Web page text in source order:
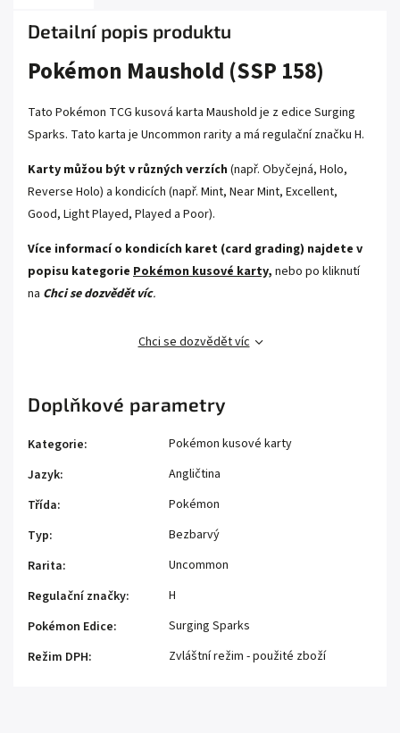
Detailní popis produktu
Pokémon Maushold (SSP 158)
Tato Pokémon TCG kusová karta Maushold je z edice Surging
Sparks. Tato karta je Uncommon rarity a má regulační značku H.
Karty můžou být v různých verzích (např. Obyčejná, Holo,
Reverse Holo) a kondicích (např. Mint, Near Mint, Excellent,
Good, Light Played, Played a Poor).
Více informací o kondicích karet (card grading) najdete v
popisu kategorie Pokémon kusové karty, nebo po kliknutí
na Chci se dozvědět víc.
Chci se dozvědět víc
Doplňkové parametry
Kategorie:
Pokémon kusové karty
Jazyk:
Angličtina
Třída:
Pokémon
Typ:
Bezbarvý
Rarita:
Uncommon
Regulační značky:
H
Pokémon Edice:
Surging Sparks
Režim DPH: Zvláštní režim - použité zboží